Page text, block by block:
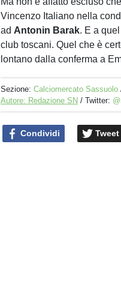
Vincenzo Italiano nella
ad Antonin Barak. E a
club toscani. Quel che è
lontano dalla conferma a
Sezione:Calciomercato Sassuolo
Autore: Redazione SN / Twitter:
Condividi Tweet